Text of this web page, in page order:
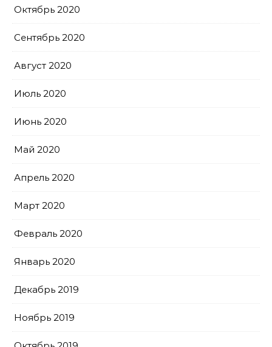
Октябрь 2020
Сентябрь 2020
Август 2020
Июль 2020
Июнь 2020
Май 2020
Апрель 2020
Март 2020
Февраль 2020
Январь 2020
Декабрь 2019
Ноябрь 2019